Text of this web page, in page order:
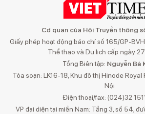
Cơ quan của Hội Truyền thông
Giấy phép hoạt động báo chí số 165/GP-
Thể thao và Du lịch cấp ngày
Tổng Biên tập: Nguyễn Bá
Tòa soạn: LK16-18, Khu đô thị Hinode Royal
Nội
Điện thoại/fax: (024)32
VP đại diện tại miền Nam: Tầng 3, số 54,